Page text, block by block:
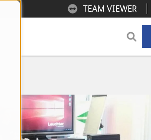
TEAM VIEWER